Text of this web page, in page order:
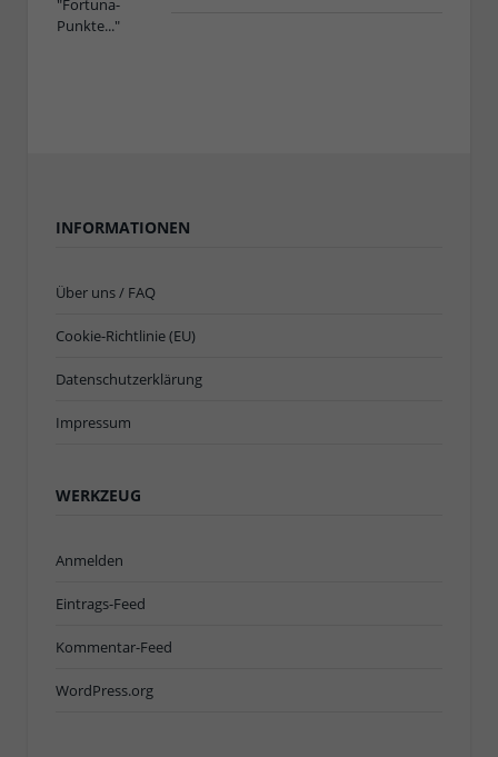
INFORMATIONEN
Über uns / FAQ
Cookie-Richtlinie (EU)
Datenschutzerklärung
Impressum
WERKZEUG
Anmelden
Eintrags-Feed
Kommentar-Feed
WordPress.org